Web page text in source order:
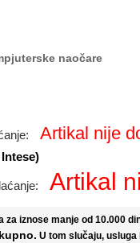
naočare
Artikal nije
Artikal
za iznose manje od 10.000
U tom slučaju,